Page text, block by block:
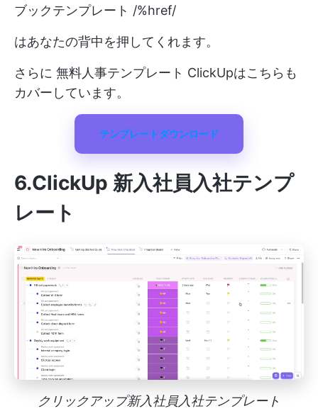
ブックテンプレート /%href/
はあなたの背中を押してくれます。
さらに 無料人事テンプレート ClickUpはこちらも
カバーしています。
テンプレートダウンロード
6.ClickUp 新入社員入社テンプ
レート
クリックアップ新入社員入社テンプレート